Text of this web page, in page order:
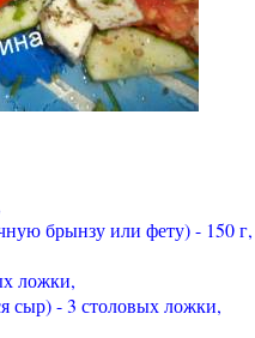
брынзу или фету) - 150 г,
ложки,
сыр) - 3 столовых ложки,